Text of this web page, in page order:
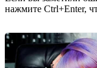
нажмите Ctrl+Enter,